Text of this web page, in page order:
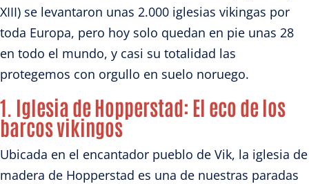
XIII) se levantaron unas 2.000 iglesias vikingas por
toda Europa, pero hoy solo quedan en pie unas 28
en todo el mundo, y casi su totalidad las
protegemos con orgullo en suelo noruego.
1. Iglesia de Hopperstad: El eco de los
barcos vikingos
Ubicada en el encantador pueblo de Vik, la iglesia de
madera de Hopperstad es una de nuestras paradas